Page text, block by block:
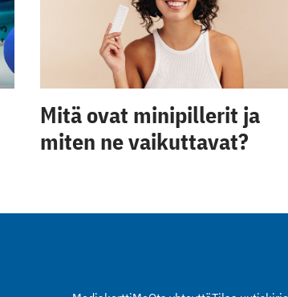
Mitä ovat minipillerit ja
miten ne vaikuttavat?